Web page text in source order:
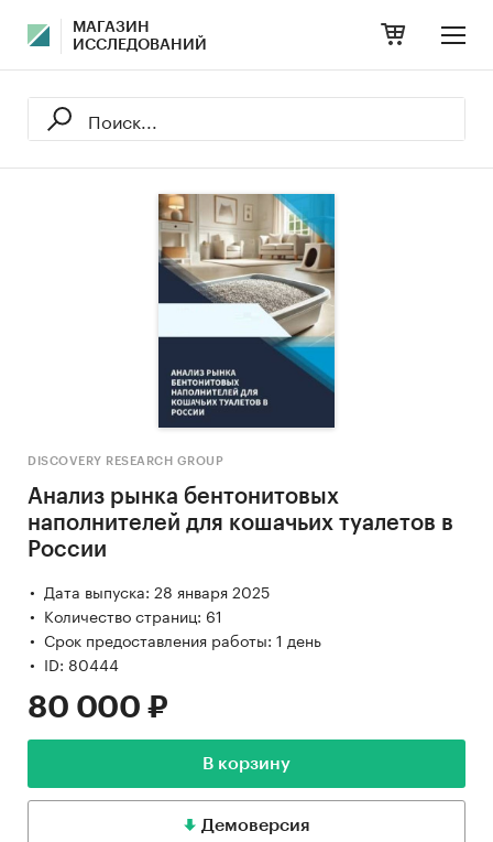
МАГАЗИН
ИССЛЕДОВАНИЙ
DISCOVERY RESEARCH GROUP
Анализ рынка бентонитовых
наполнителей для кошачьих туалетов в
России
Дата выпуска: 28 января 2025
Количество страниц: 61
Срок предоставления работы: 1 день
ID: 80444
80 000 ₽
В корзину
Демоверсия